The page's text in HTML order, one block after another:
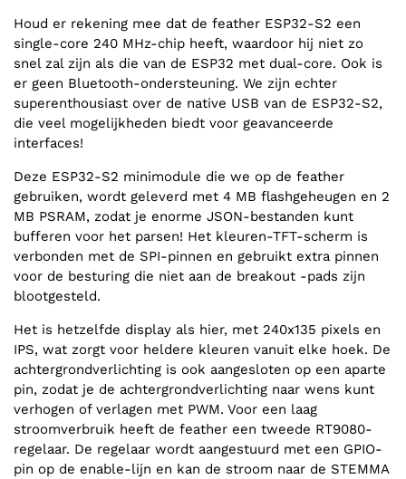
Houd er rekening mee dat de feather ESP32-S2 een
single-core 240 MHz-chip heeft, waardoor hij niet zo
snel zal zijn als die van de ESP32 met dual-core. Ook is
er geen Bluetooth-ondersteuning. We zijn echter
superenthousiast over de native USB van de ESP32-S2,
die veel mogelijkheden biedt voor geavanceerde
interfaces!
Deze ESP32-S2 minimodule die we op de feather
gebruiken, wordt geleverd met 4 MB flashgeheugen en 2
MB PSRAM, zodat je enorme JSON-bestanden kunt
bufferen voor het parsen! Het kleuren-TFT-scherm is
verbonden met de SPI-pinnen en gebruikt extra pinnen
voor de besturing die niet aan de breakout -pads zijn
blootgesteld.
Het is hetzelfde display als hier, met 240x135 pixels en
IPS, wat zorgt voor heldere kleuren vanuit elke hoek. De
achtergrondverlichting is ook aangesloten op een aparte
pin, zodat je de achtergrondverlichting naar wens kunt
verhogen of verlagen met PWM. Voor een laag
stroomverbruik heeft de feather een tweede RT9080-
regelaar. De regelaar wordt aangestuurd met een GPIO-
pin op de enable-lijn en kan de stroom naar de STEMMA